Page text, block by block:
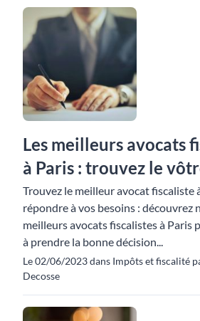
Les meilleurs avocats
à Paris : trouvez le
Trouvez le meilleur avocat fiscaliste
répondre à vos besoins : découvrez
meilleurs avocats fiscalistes à Paris
à prendre la bonne décision...
Le 02/06/2023 dans Impôts et fiscalité
Decosse